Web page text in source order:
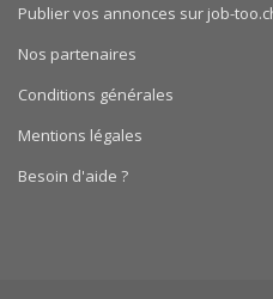
Publier vos annonces sur job-
Nos partenaires
Conditions générales
Mentions légales
Besoin d'aide ?